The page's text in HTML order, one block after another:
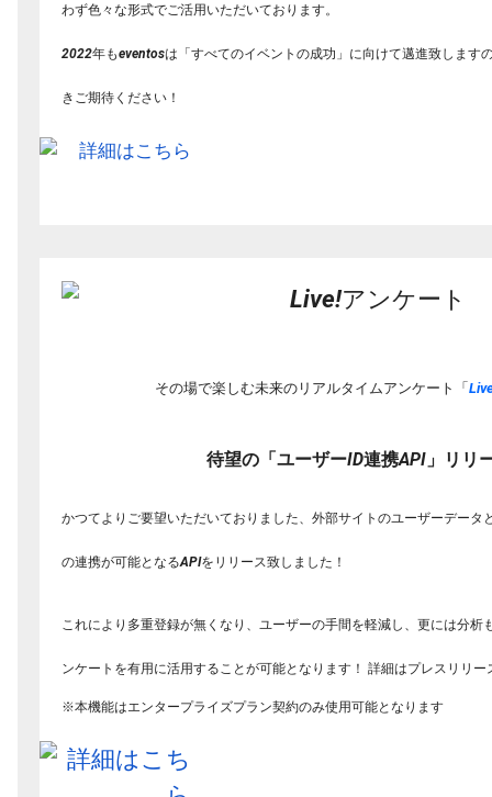
わず色々な形式でご活用いただいております。
2022年もeventosは「すべてのイベントの成功」 に向けて邁進致します
きご期待ください！
その場で楽しむ未来のリアルタイムアンケート「
待望の「ユーザーID連携API」リリ
かつてよりご要望いただいておりました、 外部サイトのユーザーデータ
の連携が可能となるAPIをリリース致し ました！
これにより多重登録が無くなり、ユーザーの手間を軽減し、 更には分析
ンケートを有用に活用することが可能となります！ 詳細はプレスリリ
※本機能はエンタープライズプラン契約のみ使用可能となります